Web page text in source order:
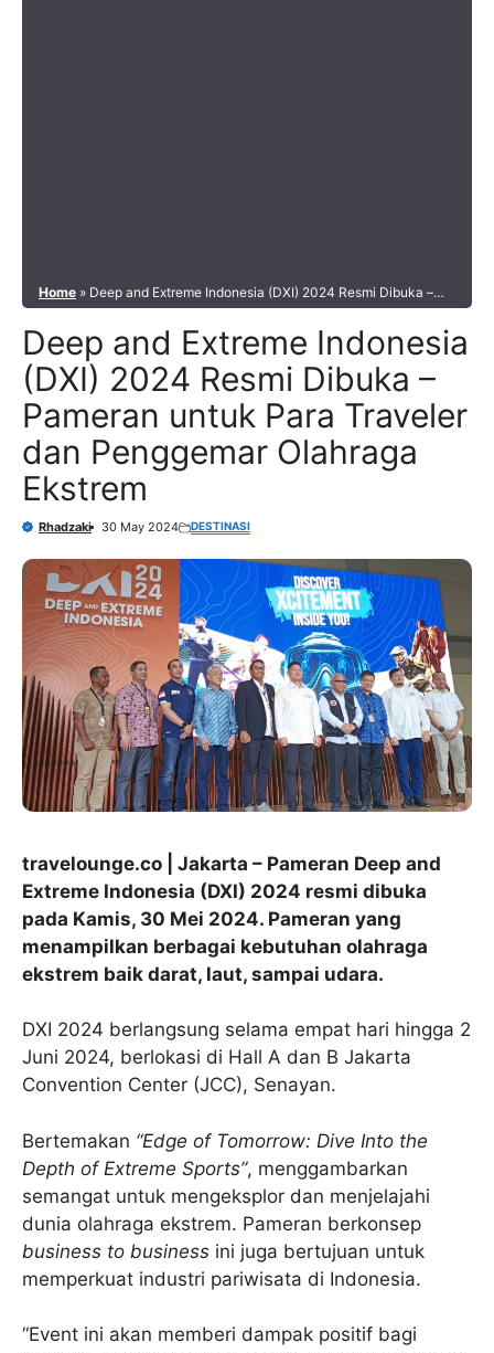
Home » Deep and Extreme Indonesia (DXI) 2024 Resmi Dibuka –
Pameran untuk Para Traveler dan Penggemar Olahraga Ekstrem
Deep and Extreme Indonesia
(DXI) 2024 Resmi Dibuka –
Pameran untuk Para Traveler
dan Penggemar Olahraga
Ekstrem
Rhadzaki 30 May 2024 DESTINASI
travelounge.co | Jakarta – Pameran Deep and
Extreme Indonesia (DXI) 2024 resmi dibuka
pada Kamis, 30 Mei 2024. Pameran yang
menampilkan berbagai kebutuhan olahraga
ekstrem baik darat, laut, sampai udara.
DXI 2024 berlangsung selama empat hari hingga 2
Juni 2024, berlokasi di Hall A dan B Jakarta
Convention Center (JCC), Senayan.
Bertemakan “Edge of Tomorrow: Dive Into the
Depth of Extreme Sports”, menggambarkan
semangat untuk mengeksplor dan menjelajahi
dunia olahraga ekstrem. Pameran berkonsep
business to business ini juga bertujuan untuk
memperkuat industri pariwisata di Indonesia.
“Event ini akan memberi dampak positif bagi